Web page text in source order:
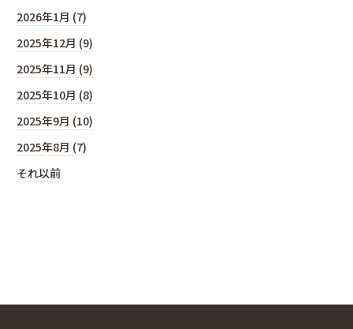
2026年1月 (7)
2025年12月 (9)
2025年11月 (9)
2025年10月 (8)
2025年9月 (10)
2025年8月 (7)
それ以前